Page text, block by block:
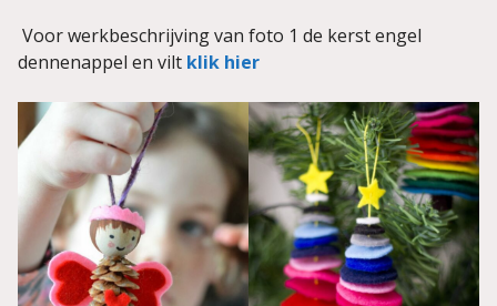
Voor werkbeschrijving van foto 1 de kerst engel
dennenappel en vilt klik hier